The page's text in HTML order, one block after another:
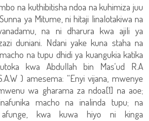
na kuthibitisha ndoa na kuhimiza juu
ya Mitume, ni hitaji linalotakiwa na
na ni dharura kwa ajili ya
duniani. Ndani yake kuna staha na
na tupu dhidi ya kuangukia katika
kwa Abdullah bin Mas‘ud R.A
) amesema: “Enyi vijana, mwenye
wa gharama za ndoa[1] na aoe;
macho na inalinda tupu; na
afunge, kwa kuwa hiyo ni kinga